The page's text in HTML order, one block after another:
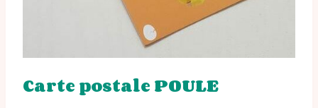
Carte postale POULE